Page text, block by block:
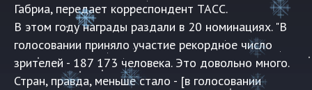
Габриа, передает корреспондент ТАСС.
В этом году награды раздали в 20 номинациях. "В
голосовании приняло участие рекордное число
зрителей - 187 173 человека. Это довольно много.
Стран, правда, меньше стало - [в голосовании